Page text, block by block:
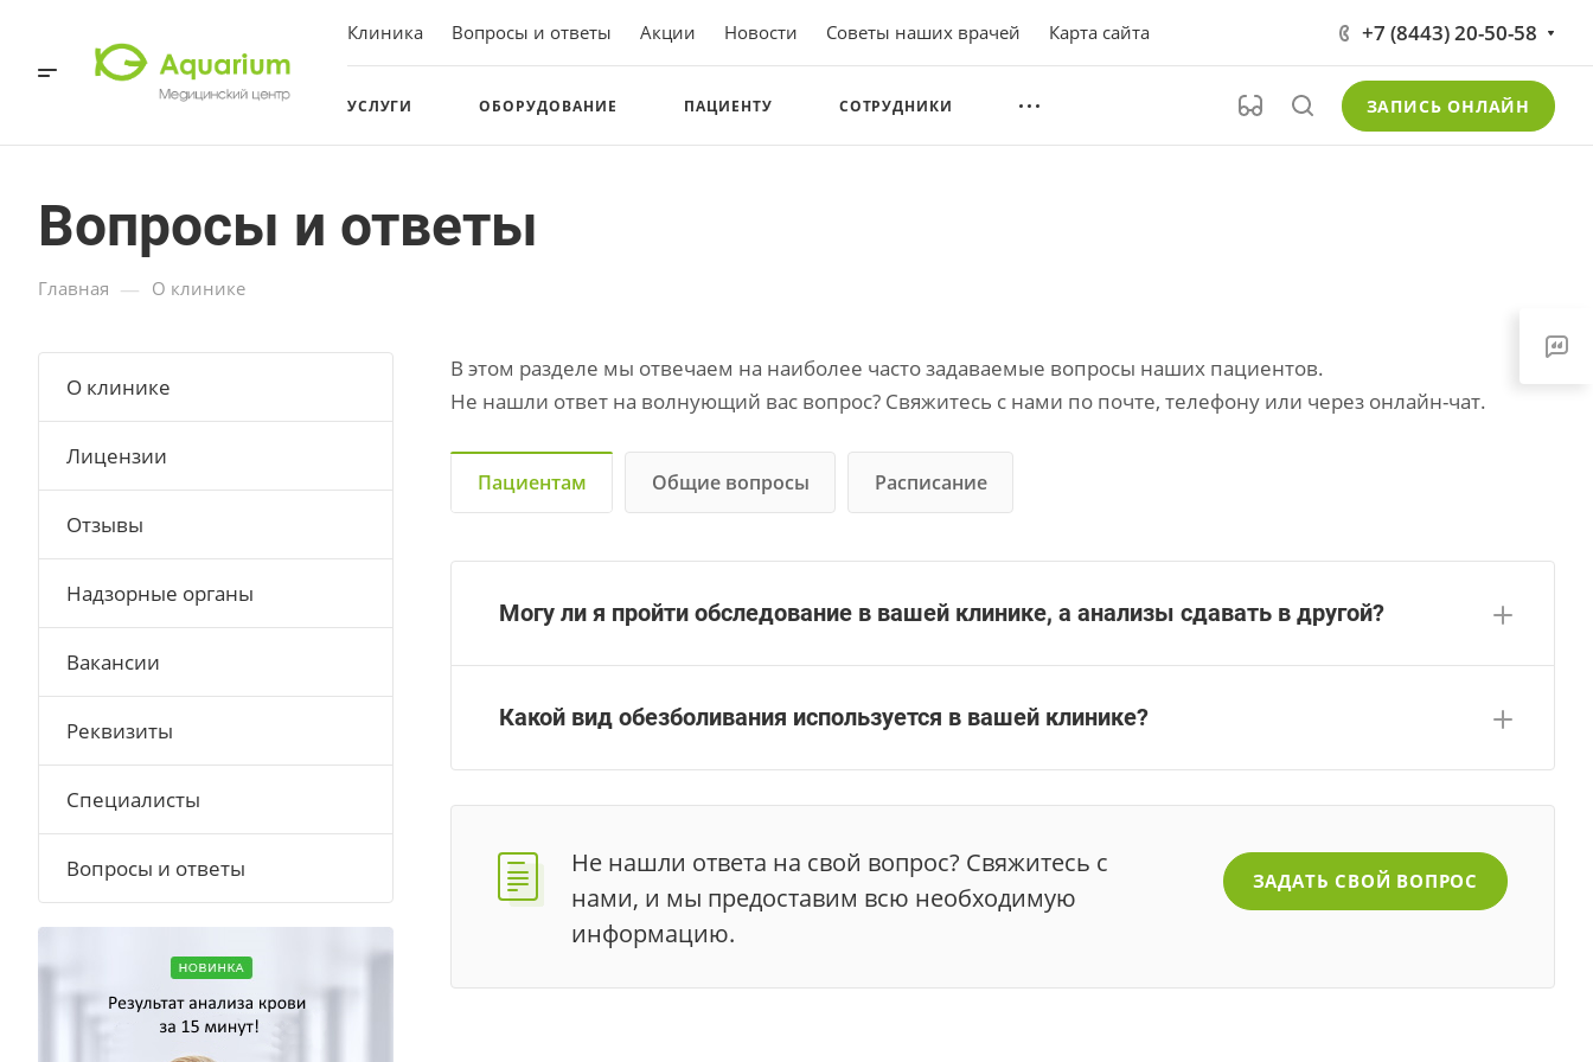
Клиника Вопросы и ответы Акции Новости Советы наших врачей Карта сайта +7 (8443) 20-50-58
УСЛУГИ ОБОРУДОВАНИЕ ПАЦИЕНТУ СОТРУДНИКИ ЗАПИСЬ ОНЛАЙН
Вопросы и ответы
Главная — О клинике
В этом разделе мы отвечаем на наиболее часто задаваемые вопросы наших пациентов.
Не нашли ответ на волнующий вас вопрос? Свяжитесь с нами по почте, телефону или через онлайн-чат.
Пациентам Общие вопросы Расписание
Могу ли я пройти обследование в вашей клинике, а анализы сдавать в другой?
Какой вид обезболивания используется в вашей клинике?
Не нашли ответа на свой вопрос? Свяжитесь с
нами, и мы предоставим всю необходимую
информацию.
ЗАДАТЬ СВОЙ ВОПРОС
О клинике
Лицензии
Отзывы
Надзорные органы
Вакансии
Реквизиты
Специалисты
Вопросы и ответы